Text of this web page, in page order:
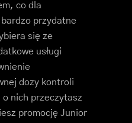
co dla
przydatne
się ze
usługi
dozy kontroli
nich przeczytasz
promocję Junior